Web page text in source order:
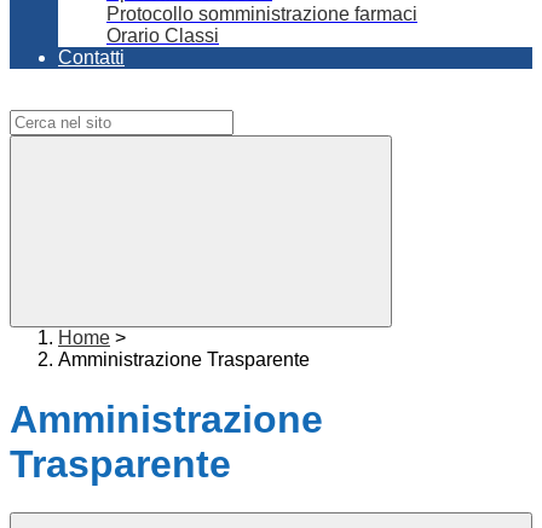
Protocollo somministrazione farmaci
Orario Classi
Contatti
Home >
Amministrazione Trasparente
Amministrazione
Trasparente